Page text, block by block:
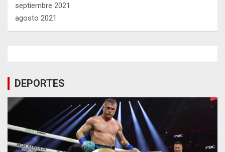
septiembre 2021
agosto 2021
DEPORTES